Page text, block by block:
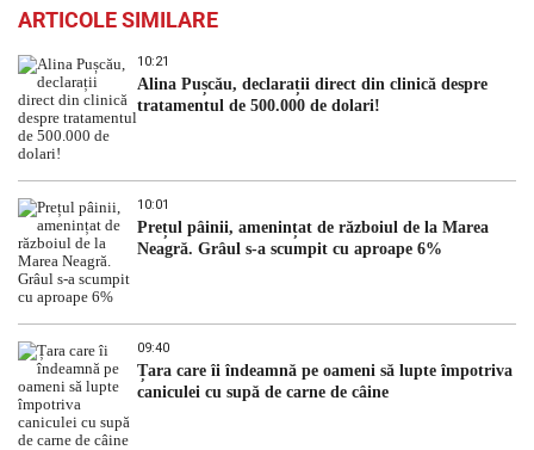
ARTICOLE SIMILARE
10:21
Alina Pușcău, declarații direct din clinică despre
tratamentul de 500.000 de dolari!
10:01
Prețul pâinii, amenințat de războiul de la Marea
Neagră. Grâul s-a scumpit cu aproape 6%
09:40
Țara care îi îndeamnă pe oameni să lupte împotriva
caniculei cu supă de carne de câine